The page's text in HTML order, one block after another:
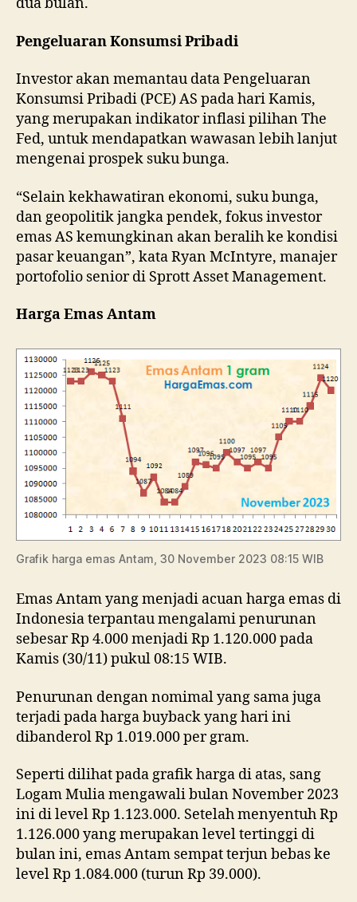
Pengeluaran Konsumsi Pribadi
Investor akan memantau data Pengeluaran
Konsumsi Pribadi (PCE) AS pada hari Kamis,
yang merupakan indikator inflasi pilihan The
Fed, untuk mendapatkan wawasan lebih lanjut
mengenai prospek suku bunga.
“Selain kekhawatiran ekonomi, suku bunga,
dan geopolitik jangka pendek, fokus investor
emas AS kemungkinan akan beralih ke kondisi
pasar keuangan”, kata Ryan McIntyre, manajer
portofolio senior di Sprott Asset Management.
Harga Emas Antam
Grafik harga emas Antam, 30 November 2023 08:15 WIB
Emas Antam yang menjadi acuan harga emas di
Indonesia terpantau mengalami penurunan
sebesar Rp 4.000 menjadi Rp 1.120.000 pada
Kamis (30/11) pukul 08:15 WIB.
Penurunan dengan nomimal yang sama juga
terjadi pada harga buyback yang hari ini
dibanderol Rp 1.019.000 per gram.
Seperti dilihat pada grafik harga di atas, sang
Logam Mulia mengawali bulan November 2023
ini di level Rp 1.123.000. Setelah menyentuh Rp
1.126.000 yang merupakan level tertinggi di
bulan ini, emas Antam sempat terjun bebas ke
level Rp 1.084.000 (turun Rp 39.000).